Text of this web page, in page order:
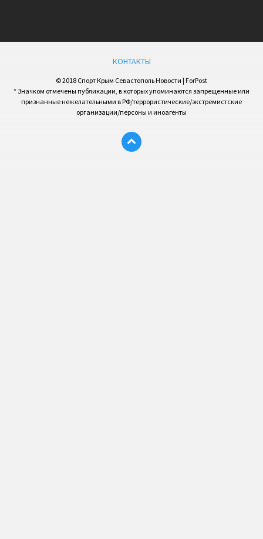
КОНТАКТЫ
© 2018 Спорт Крым Севастополь Новости | ForPost
* Значком отмечены публикации, в которых упоминаются запрещенные или
признанные нежелательными в РФ/террористические/экстремистские
организации/персоны и иноагенты